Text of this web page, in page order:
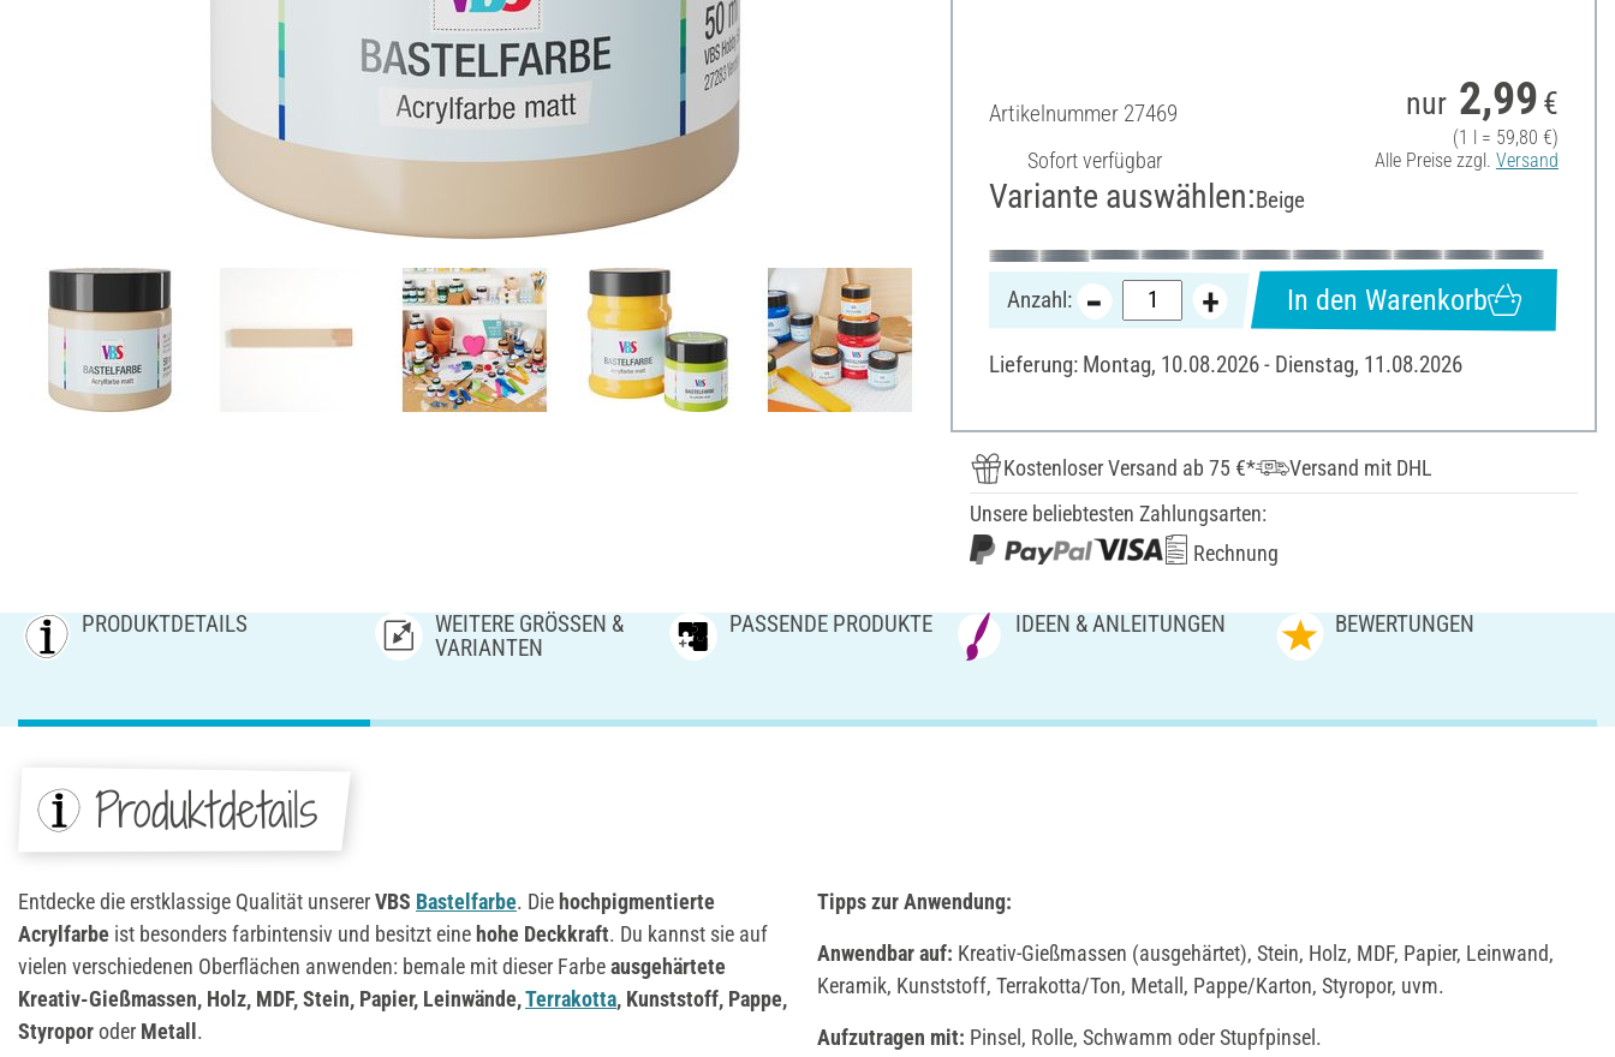
Artikelnummer 27469
Sofort verfügbar
nur 2,99 €
(1 l = 59,80 €)
Alle Preise zzgl. Versand
Variante auswählen:Beige
Anzahl: In den Warenkorb
Lieferung: Montag, 10.08.2026 - Dienstag, 11.08.2026
Kostenloser Versand ab 75 €*
Versand mit DHL
Unsere beliebtesten Zahlungsarten:
Rechnung
PRODUKTDETAILS
WEITERE GRÖSSEN & V
ARIANTEN
PASSENDE PRODUKTE IDEEN & ANLEITUNGEN BEWERTUNGEN
Produktdetails
Entdecke die erstklassige Qualität unsererVBS Bastelfarbe. Diehochpigmentierte
Acrylfarbe ist besonders farbintensiv und besitzt einehohe Deckkraft. Du kannst sie auf
vielen verschiedenen Oberflächen anwenden: bemale mit dieser Farbeausgehärtete
Kreativ-Gießmassen, Holz, MDF, Stein, Papier, Leinwände,Terrakotta, Kunststoff, Pappe,
Styroporoder Metall.
Tipps zur Anwendung:
Anwendbar auf: Kreativ-Gießmassen (ausgehärtet), Stein, Holz, MDF, Papier, Leinwand,
Keramik, Kunststoff, Terrakotta/Ton, Metall, Pappe/Karton, Styropor, uvm.
Aufzutragen mit: Pinsel, Rolle, Schwamm oder Stupfpinsel.